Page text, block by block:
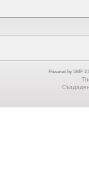
Powered by SMF